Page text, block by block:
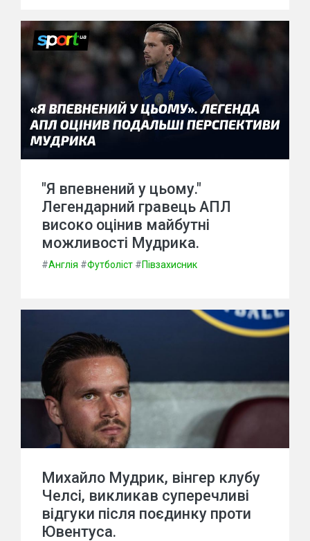
"Я впевнений у цьому."
Легендарний гравець АПЛ
високо оцінив майбутні
можливості Мудрика.
#Англія #Футболіст #Півзахисник
Михайло Мудрик, вінгер клубу
Челсі, викликав суперечливі
відгуки після поєдинку проти
Ювентуса.